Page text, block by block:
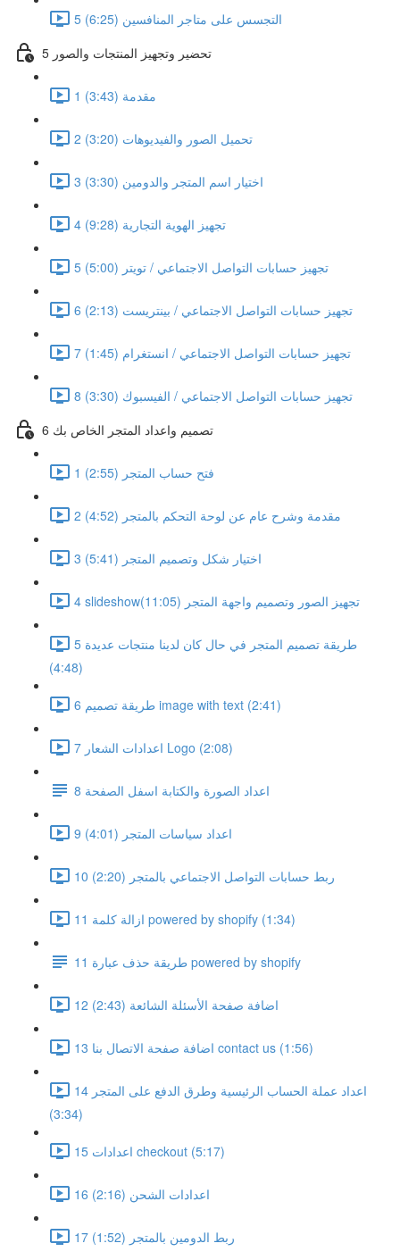
5 التجسس على متاجر المنافسين (6:25)
5 تحضير وتجهيز المنتجات والصور
1 مقدمة (3:43)
2 تحميل الصور والفيديوهات (3:20)
3 اختيار اسم المتجر والدومين (3:30)
4 تجهيز الهوية التجارية (9:28)
5 تجهيز حسابات التواصل الاجتماعي / تويتر (5:00)
6 تجهيز حسابات التواصل الاجتماعي / بينتريست (2:13)
7 تجهيز حسابات التواصل الاجتماعي / انستغرام (1:45)
8 تجهيز حسابات التواصل الاجتماعي / الفيسبوك (3:30)
6 تصميم واعداد المتجر الخاص بك
1 فتح حساب المتجر (2:55)
2 مقدمة وشرح عام عن لوحة التحكم بالمتجر (4:52)
3 اختيار شكل وتصميم المتجر (5:41)
4 slideshowتجهيز الصور وتصميم واجهة المتجر (11:05)
5 طريقة تصميم المتجر في حال كان لدينا منتجات عديدة
(4:48)
6 طريقة تصميم image with text (2:41)
7 اعدادات الشعار Logo (2:08)
8 اعداد الصورة والكتابة اسفل الصفحة
9 اعداد سياسات المتجر (4:01)
10 ربط حسابات التواصل الاجتماعي بالمتجر (2:20)
11 ازالة كلمة powered by shopify (1:34)
11 طريقة حذف عبارة powered by shopify
12 اضافة صفحة الأسئلة الشائعة (2:43)
13 اضافة صفحة الاتصال بنا contact us (1:56)
14 اعداد عملة الحساب الرئيسية وطرق الدفع على المتجر
(3:34)
15 اعدادات checkout (5:17)
16 اعدادات الشحن (2:16)
17 ربط الدومين بالمتجر (1:52)